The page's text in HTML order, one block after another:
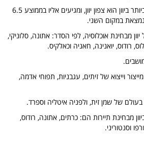
- האזור הגיאוגרפי המתוייר ביותר ביוון הוא צפון יוון, ומגיעים אליו בממוצע 6.5
נמצאת במקום השני.
מבחינת אוכלוסיה, לפי הסדר: אתונה, סלוניקי,
רודוס, יואנינה, חאניה וכאלקיס.
וייצוא של זיתים, עגבניות, תפוחי אדמה,
בעולם של שמן זית, ולפניה איטליה וספרד.
מבחינת תיירות הם: כרתים, אתונה, רודוס,
וסנטוריני.